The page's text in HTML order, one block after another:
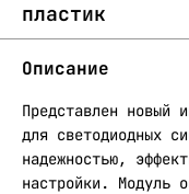
пластик
Описание
Представлен новый
для светодиодных
надежностью,
настройки. Модуль